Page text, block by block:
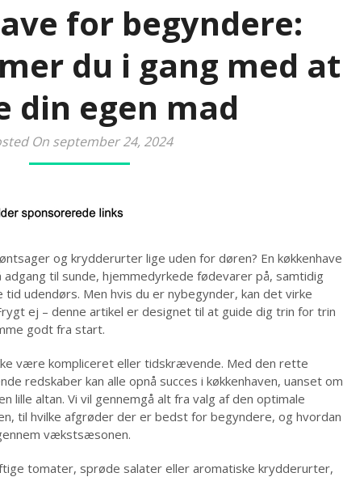
for begyndere:
du i gang med at
din egen mad
On september 24, 2024
og krydderurter lige uden for døren? En køkkenhave
til sunde, hjemmedyrkede fødevarer på, samtidig
udendørs. Men hvis du er nybegynder, kan det virke
ej – denne artikel er designet til at guide dig trin for trin
godt fra start.
være kompliceret eller tidskrævende. Med den rette
redskaber kan alle opnå succes i køkkenhaven, uanset om
lille altan. Vi vil gennemgå alt fra valg af den optimale
til hvilke afgrøder der er bedst for begyndere, og hvordan
vækstsæsonen.
tomater, sprøde salater eller aromatiske krydderurter,